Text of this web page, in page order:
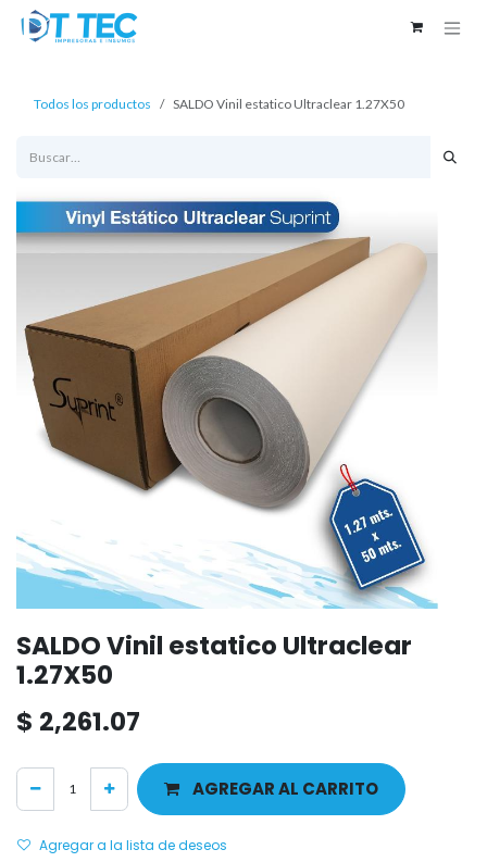
Ir al contenido
Todos los productos SALDO Vinil estatico Ultraclear 1.27X50
SALDO Vinil estatico Ultraclear
1.27X50
$ 2,261.07
AGREGAR AL CARRITO
Agregar a la lista de deseos